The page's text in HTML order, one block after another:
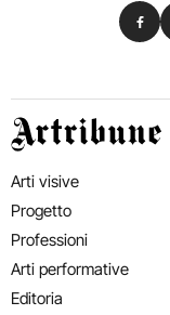
Artribune
Arti visive
Progetto
Professioni
Arti performative
Editoria